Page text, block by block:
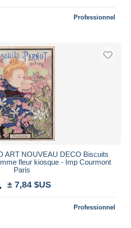
Professionnel
ART NOUVEAU DECO Biscuits
fleur kiosque - Imp Courmont
Paris
± 7,84 $US
Professionnel